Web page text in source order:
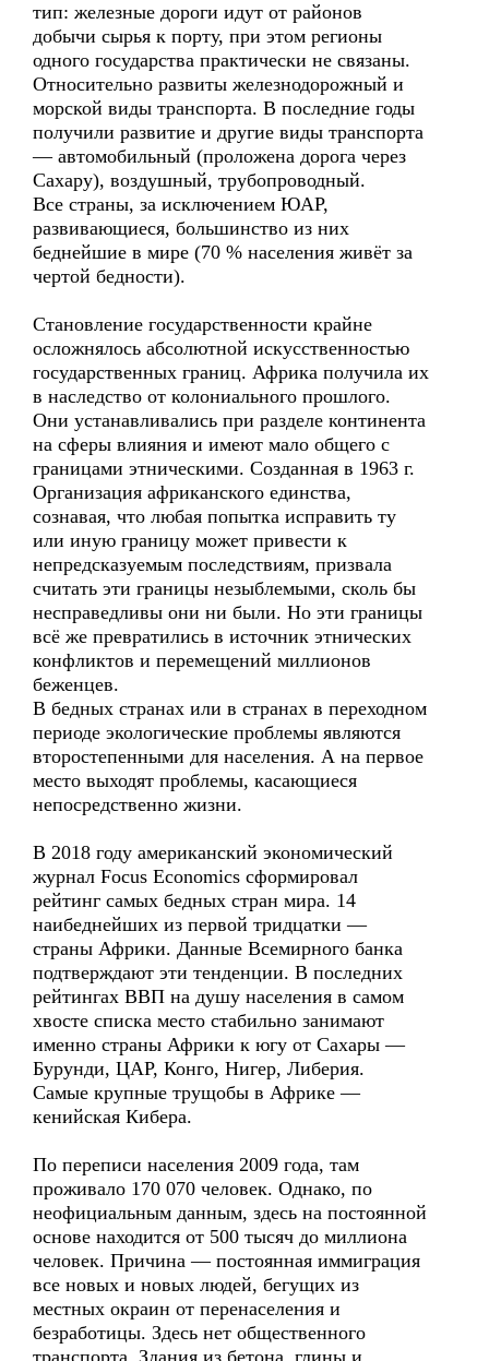
тип: железные дороги идут от районов
добычи сырья к порту, при этом регионы
одного государства практически не связаны.
Относительно развиты железнодорожный и
морской виды транспорта. В последние годы
получили развитие и другие виды транспорта
— автомобильный (проложена дорога через
Сахару), воздушный, трубопроводный.
Все страны, за исключением ЮАР,
развивающиеся, большинство из них
беднейшие в мире (70 % населения живёт за
чертой бедности).
Становление государственности крайне
осложнялось абсолютной искусственностью
государственных границ. Африка получила их
в наследство от колониального прошлого.
Они устанавливались при разделе континента
на сферы влияния и имеют мало общего с
границами этническими. Созданная в 1963 г.
Организация африканского единства,
сознавая, что любая попытка исправить ту
или иную границу может привести к
непредсказуемым последствиям, призвала
считать эти границы незыблемыми, сколь бы
несправедливы они ни были. Но эти границы
всё же превратились в источник этнических
конфликтов и перемещений миллионов
беженцев.
В бедных странах или в странах в переходном
периоде экологические проблемы являются
второстепенными для населения. А на первое
место выходят проблемы, касающиеся
непосредственно жизни.
В 2018 году американский экономический
журнал Focus Economics сформировал
рейтинг самых бедных стран мира. 14
наибеднейших из первой тридцатки —
страны Африки. Данные Всемирного банка
подтверждают эти тенденции. В последних
рейтингах ВВП на душу населения в самом
хвосте списка место стабильно занимают
именно страны Африки к югу от Сахары —
Бурунди, ЦАР, Конго, Нигер, Либерия.
Самые крупные трущобы в Африке —
кенийская Кибера.
По переписи населения 2009 года, там
проживало 170 070 человек. Однако, по
неофициальным данным, здесь на постоянной
основе находится от 500 тысяч до миллиона
человек. Причина — постоянная иммиграция
все новых и новых людей, бегущих из
местных окраин от перенаселения и
безработицы. Здесь нет общественного
транспорта. Здания из бетона, глины и